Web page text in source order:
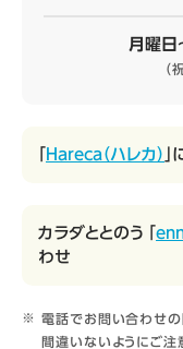
月曜
（
「Hareca（ハレカ）
カラダととのう 「
わせ
電話でお問い合わせの
間違いないようにご注